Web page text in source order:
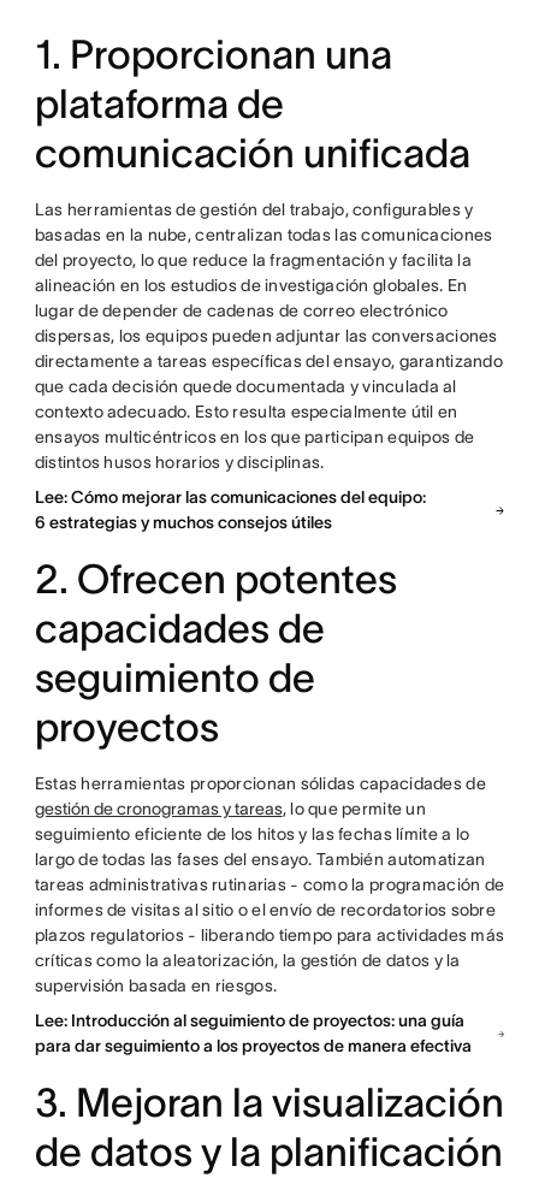
1. Proporcionan una
plataforma de
comunicación unificada
Las herramientas de gestión del trabajo, configurables y
basadas en la nube, centralizan todas las comunicaciones
del proyecto, lo que reduce la fragmentación y facilita la
alineación en los estudios de investigación globales. En
lugar de depender de cadenas de correo electrónico
dispersas, los equipos pueden adjuntar las conversaciones
directamente a tareas específicas del ensayo, garantizando
que cada decisión quede documentada y vinculada al
contexto adecuado. Esto resulta especialmente útil en
ensayos multicéntricos en los que participan equipos de
distintos husos horarios y disciplinas.
Lee: Cómo mejorar las comunicaciones del equipo:
6 estrategias y muchos consejos útiles
2. Ofrecen potentes
capacidades de
seguimiento de
proyectos
Estas herramientas proporcionan sólidas capacidades de
gestión de cronogramas y tareas, lo que permite un
seguimiento eficiente de los hitos y las fechas límite a lo
largo de todas las fases del ensayo. También automatizan
tareas administrativas rutinarias - como la programación de
informes de visitas al sitio o el envío de recordatorios sobre
plazos regulatorios - liberando tiempo para actividades más
críticas como la aleatorización, la gestión de datos y la
supervisión basada en riesgos.
Lee: Introducción al seguimiento de proyectos: una guía
para dar seguimiento a los proyectos de manera efectiva
3. Mejoran la visualización
de datos y la planificación